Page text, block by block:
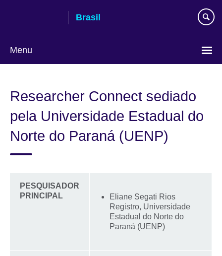
Brasil
Menu
language
Researcher Connect sediado
pela Universidade Estadual do
Norte do Paraná (UENP)
PESQUISADOR
PRINCIPAL
Eliane Segati Rios
Registro, Universidade
Estadual do Norte do
Paraná (UENP)